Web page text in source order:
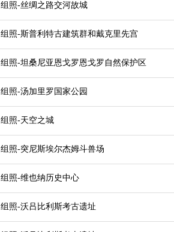
组照-丝绸之路交河故城
组照-斯普利特古建筑群和戴克里先宫
组照-坦桑尼亚恩戈罗恩戈罗自然保护区
组照-汤加里罗国家公园
组照-天空之城
组照-突尼斯埃尔杰姆斗兽场
组照-维也纳历史中心
组照-沃吕比利斯考古遗址